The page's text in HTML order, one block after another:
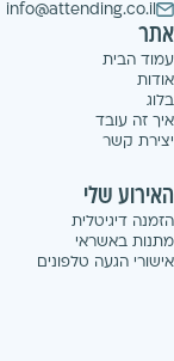
info@attending.co.il
אתר
עמוד הבית
אודות
בלוג
איך זה עובד
יצירת קשר
האירוע שלי
הזמנה דיגיטלית
מתנות באשראי
אישורי הגעה טלפונים